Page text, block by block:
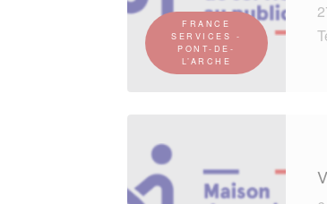
FRANCE
SERVICES -
PONT-DE-
L’ARCHE